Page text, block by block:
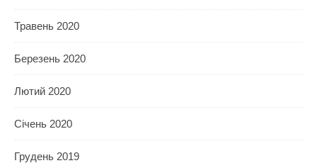
Травень 2020
Березень 2020
Лютий 2020
Січень 2020
Грудень 2019